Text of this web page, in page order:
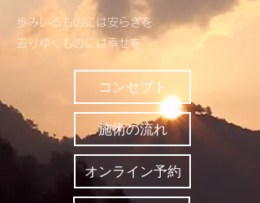
歩みいるものには安らぎを
去りゆくものには幸せを​
コンセプト
施術の流れ
オンライン予約